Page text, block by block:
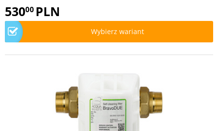
53000 PLN
Wybierz wariant